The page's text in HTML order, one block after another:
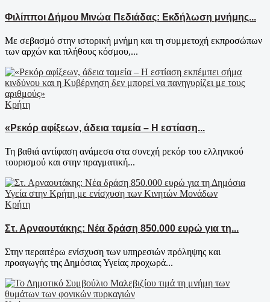
Φιλίπποι Δήμου Μινώα Πεδιάδας: Εκδήλωση μνήμης...
Με σεβασμό στην ιστορική μνήμη και τη συμμετοχή εκπροσώπων
των αρχών και πλήθους κόσμου,...
Κρήτη
«Ρεκόρ αφίξεων, άδεια ταμεία – Η εστίαση...
Τη βαθιά αντίφαση ανάμεσα στα συνεχή ρεκόρ του ελληνικού
τουρισμού και στην πραγματική...
Κρήτη
Στ. Αρναουτάκης: Νέα δράση 850.000 ευρώ για τη...
Στην περαιτέρω ενίσχυση των υπηρεσιών πρόληψης και
προαγωγής της Δημόσιας Υγείας προχωρά...